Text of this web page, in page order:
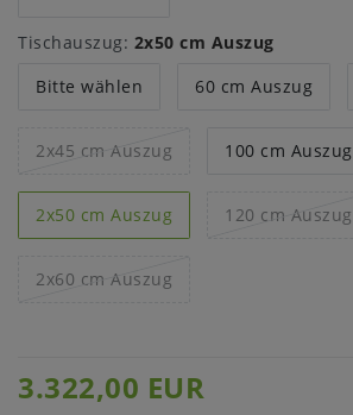
Tischauszug: 2x50 cm Auszug
Bitte wählen
60 cm Auszug
2x45 cm Auszug 100 cm Auszug
2x50 cm Auszug 120 cm Auszug
2x60 cm Auszug
3.322,00 EUR